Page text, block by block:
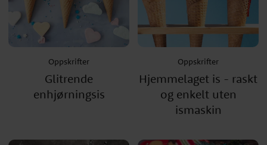
Oppskrifter
Glitrende
enhjørningsis
Oppskrifter
Hjemmelaget is - raskt
og enkelt uten
ismaskin